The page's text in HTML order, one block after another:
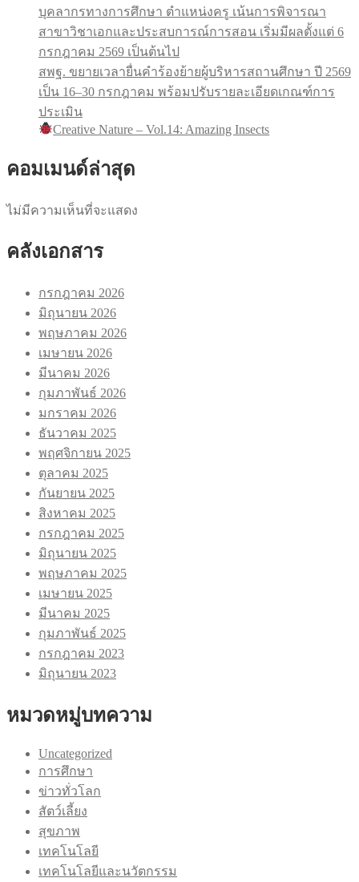
บุคลากรทางการศึกษา ตำแหน่งครู เน้นการพิจารณา
สาขาวิชาเอกและประสบการณ์การสอน เริ่มมีผลตั้งแต่ 6
กรกฎาคม 2569 เป็นต้นไป
สพฐ. ขยายเวลายื่นคำร้องย้ายผู้บริหารสถานศึกษา ปี 2569
เป็น 16–30 กรกฎาคม พร้อมปรับรายละเอียดเกณฑ์การ
ประเมิน
Creative Nature – Vol.14: Amazing Insects
คอมเมนด์ล่าสุด
ไม่มีความเห็นที่จะแสดง
คลังเอกสาร
กรกฎาคม 2026
มิถุนายน 2026
พฤษภาคม 2026
เมษายน 2026
มีนาคม 2026
กุมภาพันธ์ 2026
มกราคม 2026
ธันวาคม 2025
พฤศจิกายน 2025
ตุลาคม 2025
กันยายน 2025
สิงหาคม 2025
กรกฎาคม 2025
มิถุนายน 2025
พฤษภาคม 2025
เมษายน 2025
มีนาคม 2025
กุมภาพันธ์ 2025
กรกฎาคม 2023
มิถุนายน 2023
หมวดหมู่บทความ
Uncategorized
การศึกษา
ข่าวทั่วโลก
สัตว์เลี้ยง
สุขภาพ
เทคโนโลยี
เทคโนโลยีและนวัตกรรม